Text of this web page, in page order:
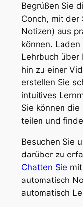
Begrüßen Sie
Conch, mit der
Notizen) aus
können. Laden
Lehrbuch über
hin zu einer
erstellen Sie
intuitives
Sie können
teilen und
Besuchen Sie
darüber zu
Chatten Sie
automatisch
automatisch